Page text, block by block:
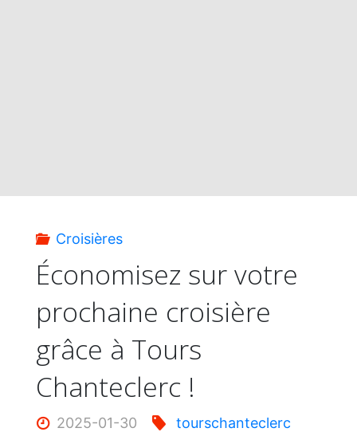
couple
!"
Croisières
Économisez sur votre
prochaine croisière
grâce à Tours
Chanteclerc !
2025-01-30 tourschanteclerc